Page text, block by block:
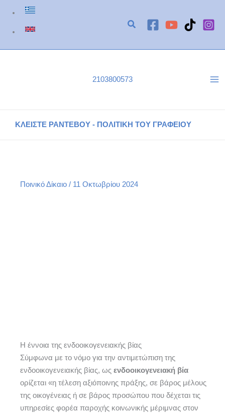
Μετάβαση
περιεχόμενο
2103800573
ΚΛΕΙΣΤΕ ΡΑΝΤΕΒΟΥ - ΠΟΛΙΤΙΚΗ ΤΟΥ ΓΡΑΦΕΙΟΥ
Ποινικό Δίκαιο / 11 Οκτωβρίου 2024
Η έννοια της ενδοοικογενειακής βίας
Σύμφωνα με το νόμο για την αντιμετώπιση της
ενδοοικογενειακής βίας, ως ενδοοικογενειακή βία
ορίζεται «η τέλεση αξιόποινης πράξης, σε βάρος μέλους
της οικογένειας ή σε βάρος προσώπου που δέχεται τις
υπηρεσίες φορέα παροχής κοινωνικής μέριμνας στον